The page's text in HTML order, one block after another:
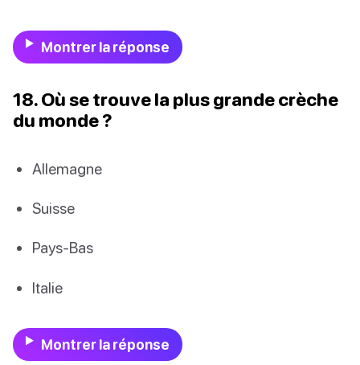
Montrer la réponse
18. Où se trouve la plus grande crèche
du monde ?
Allemagne
Suisse
Pays-Bas
Italie
Montrer la réponse